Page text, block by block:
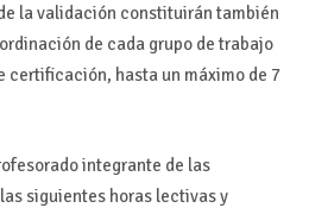
la validación constituirán también
de cada grupo de trabajo
certificación, hasta un máximo de 7
integrante de las
siguientes horas lectivas y